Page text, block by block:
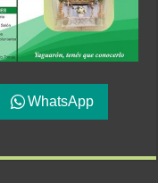
WhatsApp